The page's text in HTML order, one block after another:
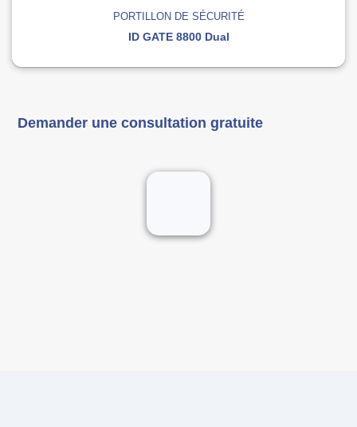
PORTILLON DE SÉCURITÉ
ID GATE 8800 Dual
Demander une consultation gratuite